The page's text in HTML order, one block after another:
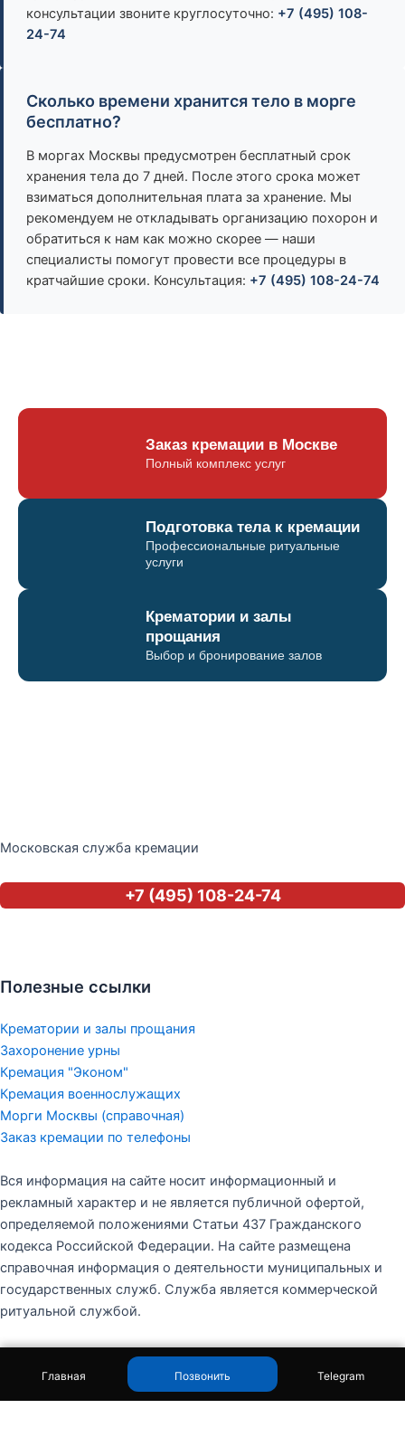
консультации звоните круглосуточно: +7 (495) 108-
24-74
Сколько времени хранится тело в морге
бесплатно?
В моргах Москвы предусмотрен бесплатный срок
хранения тела до 7 дней. После этого срока может
взиматься дополнительная плата за хранение. Мы
рекомендуем не откладывать организацию похорон и
обратиться к нам как можно скорее — наши
специалисты помогут провести все процедуры в
кратчайшие сроки. Консультация: +7 (495) 108-24-74
Заказ кремации в Москве
Полный комплекс услуг
Подготовка тела к кремации
Профессиональные ритуальные
услуги
Крематории и залы
прощания
Выбор и бронирование залов
В какой морг отвезли тело
Главная Позвонить Telegram
Московская служба кремации
+7 (495) 108-24-74
Полезные ссылки
Крематории и залы прощания
Захоронение урны
Кремация "Эконом"
Кремация военнослужащих
Морги Москвы (справочная)
Заказ кремации по телефоны
Вся информация на сайте носит информационный и
рекламный характер и не является публичной офертой,
определяемой положениями Статьи 437 Гражданского
кодекса Российской Федерации. На сайте размещена
справочная информация о деятельности муниципальных и
государственных служб. Служба является коммерческой
ритуальной службой.
©2010-2026 Московская служба кремации. Все права
защищены